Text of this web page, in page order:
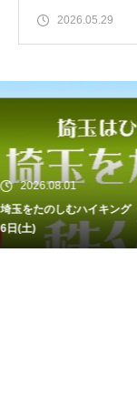
2026.05.29
ハイキング 9月2